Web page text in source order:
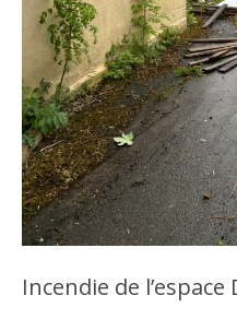
Incendie de l’espace